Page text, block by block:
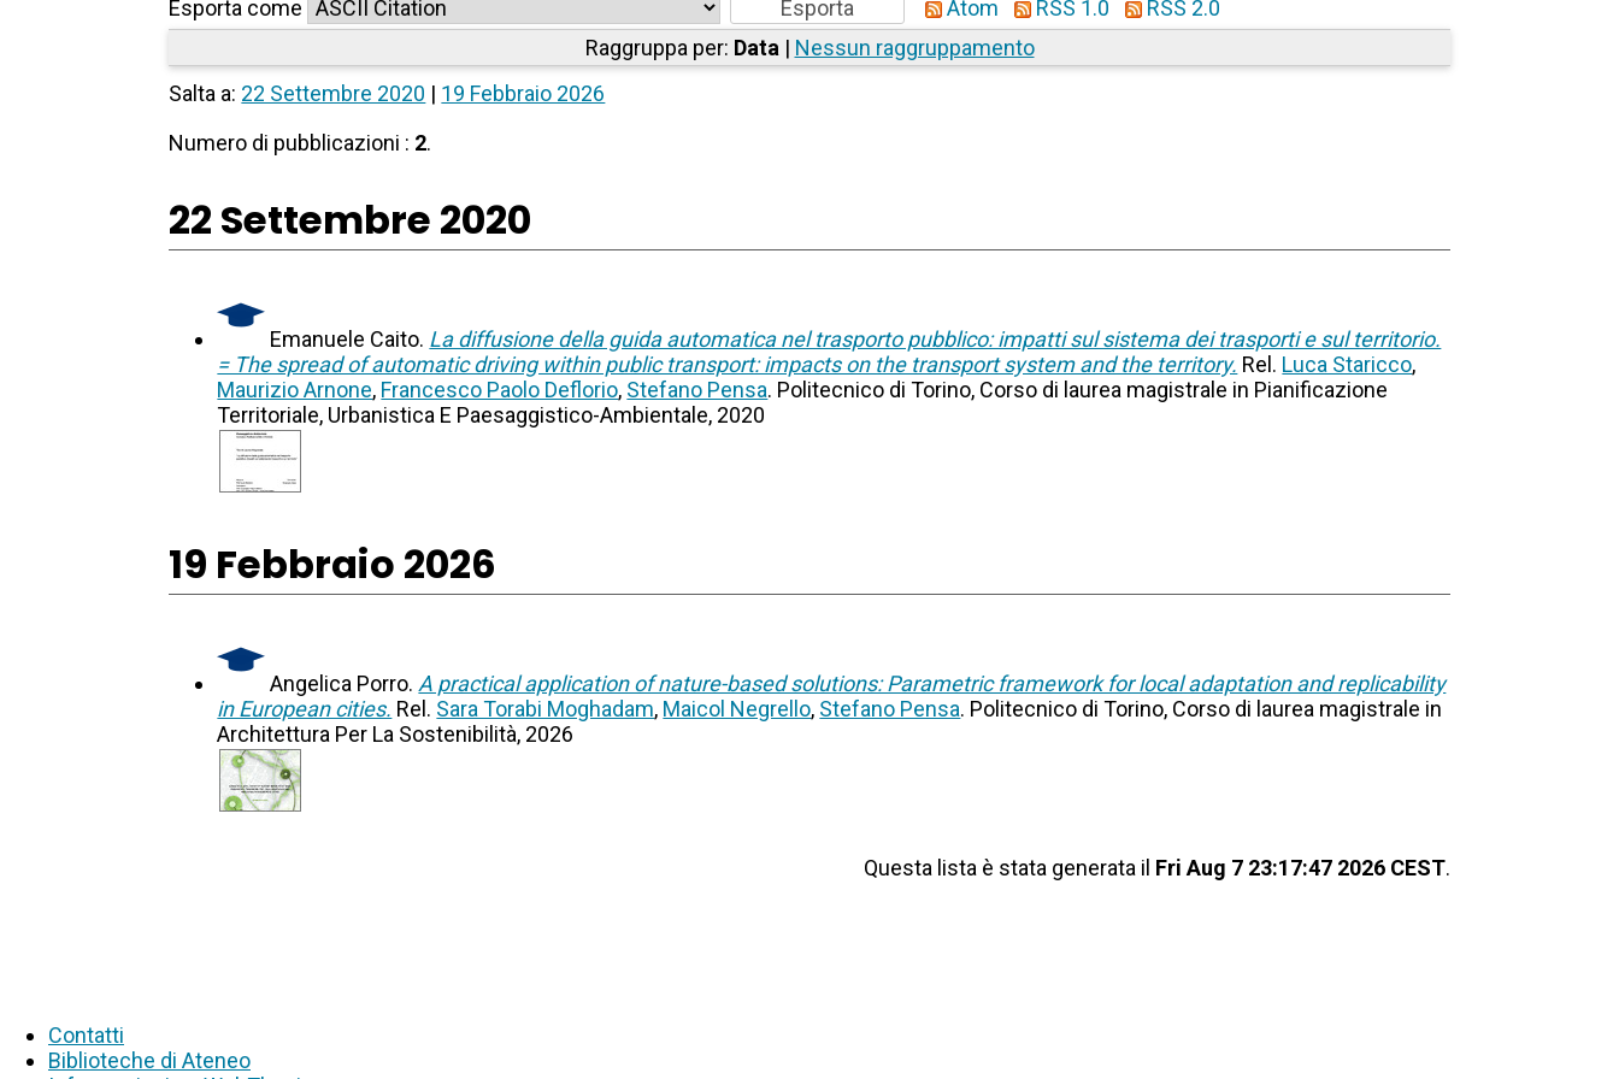
Esporta come Atom RSS 1.0
RSS 2.0
Raggruppa per: Data| Nessun raggruppamento
Salta a: 22 Settembre 2020 | 19 Febbraio 2026
Numero di pubblicazioni : 2.
22 Settembre 2020
Emanuele Caito. La diffusione della guida automatica nel trasporto pubblico: impatti sul sistema dei trasporti e sul territorio.
= The spread of automatic driving within public transport: impacts on the transport system and the territory. Rel. Luca Staricco,
Maurizio Arnone, Francesco Paolo Deflorio, Stefano Pensa. Politecnico di Torino, Corso di laurea magistrale in Pianificazione
Territoriale, Urbanistica E Paesaggistico-Ambientale, 2020
19 Febbraio 2026
Angelica Porro. A practical application of nature-based solutions: Parametric framework for local adaptation and replicability
in European cities. Rel. Sara Torabi Moghadam, Maicol Negrello, Stefano Pensa. Politecnico di Torino, Corso di laurea magistrale in
Architettura Per La Sostenibilità, 2026
Questa lista è stata generata il Fri Aug 7 23:17:47 2026 CEST.
Contatti
Biblioteche di Ateneo